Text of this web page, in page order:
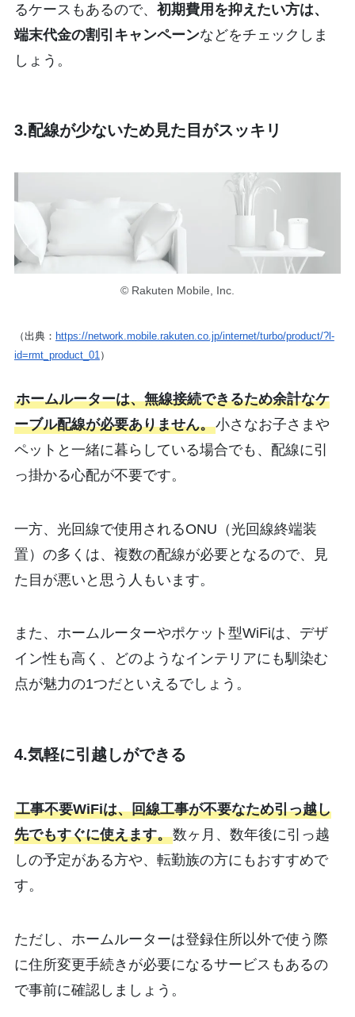
るケースもあるので、 初期費用を抑えたい方は、
端末代金の割引キャンペーンなどをチェックしま
しょう。
3.配線が少ないため見た目がスッキリ
© Rakuten Mobile, Inc.
（出典： https://network.mobile.rakuten.co.jp/internet/turbo/product/?l-
id=rmt_product_01 ）
ホームルーターは、無線接続できるため余計なケ
ーブル配線が必要ありません。小さなお子さまや
ペットと一緒に暮らしている場合でも、配線に引
っ掛かる心配が不要です。
一方、光回線で使用されるONU（光回線終端装
置）の多くは、複数の配線が必要となるので、見
た目が悪いと思う人もいます。
また、ホームルーターやポケット型WiFiは、デザ
イン性も高く、どのようなインテリアにも馴染む
点が魅力の1つだといえるでしょう。
4.気軽に引越しができる
工事不要WiFiは、回線工事が不要なため引っ越し
先でもすぐに使えます。数ヶ月、数年後に引っ越
しの予定がある方や、転勤族の方にもおすすめで
す。
ただし、ホームルーターは登録住所以外で使う際
に住所変更手続きが必要になるサービスもあるの
で事前に確認しましょう。